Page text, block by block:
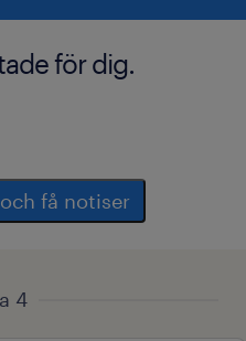
för dig.
få notiser
4